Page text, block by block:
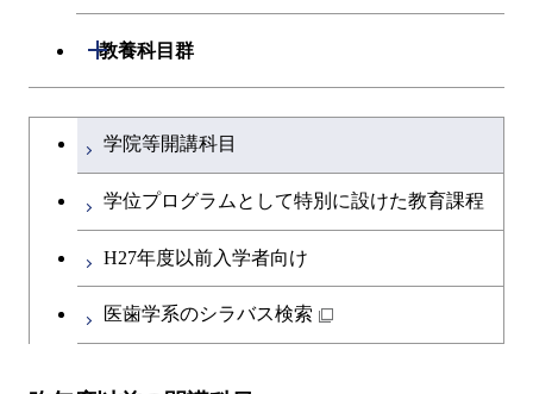
共通専門科目
共通専門科目
融合理工学系
初年次専門科目
工学院，物質理工学院，環境・社会
教養科目群
開閉
文系教養科目
英語科目
第二外国語科目
学士課程を切り替える
学院等開講科目
学位プログラムとして特別に設けた教育課程
H27年度以前入学者向け
医歯学系のシラバス検索